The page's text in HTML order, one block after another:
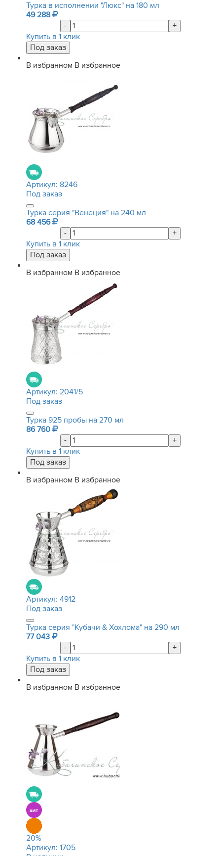
Турка в исполнении "Люкс" на 180 мл
49 288
-
+
Купить в 1 клик
В избранном В избранное
Артикул: 8246
Под заказ
Турка серия "Венеция" на 240 мл
68 456
-
+
Купить в 1 клик
В избранном В избранное
Артикул: 2041/5
Под заказ
Турка 925 пробы на 270 мл
86 760
-
+
Купить в 1 клик
В избранном В избранное
Артикул: 4912
Под заказ
Турка серия "Кубачи & Хохлома" на 290 мл
77 043
-
+
Купить в 1 клик
В избранном В избранное
20%
Артикул: 1705